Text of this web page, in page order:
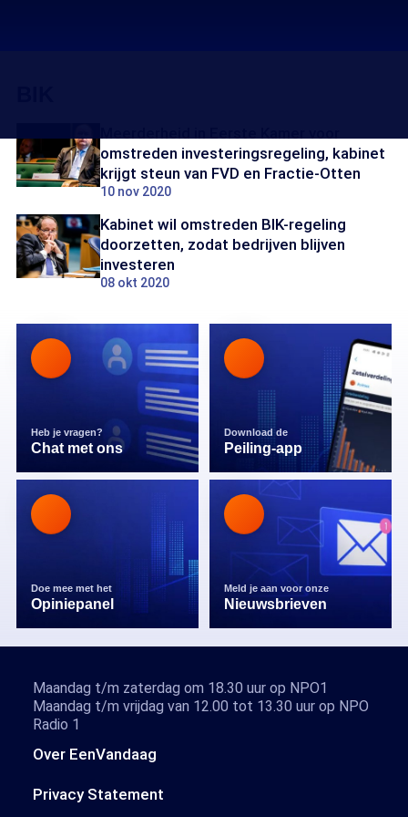
omstreden investeringsregeling, kabinet
krijgt steun van FVD en Fractie-Otten
10 nov 2020
Kabinet wil omstreden BIK-regeling
doorzetten, zodat bedrijven blijven
investeren
08 okt 2020
Heb je vragen?
Chat met ons
Download de
Peiling-app
Doe mee met het
Opiniepanel
Meld je aan voor onze
Nieuwsbrieven
Over EenVandaag
Privacy Statement
Maandag t/m zaterdag om 18.30 uur op NPO1
Maandag t/m vrijdag van 12.00 tot 13.30 uur op NPO
Radio 1